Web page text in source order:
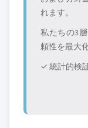
れます。
私たちの3
頼性を最大
✓ 統計的検